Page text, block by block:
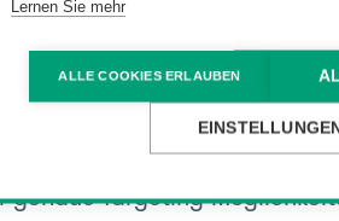
Lernen Sie mehr
ALLE COOKIES ERLAUBEN
dass es sich nicht
seine Nutzer genau und
verteilen. Anhand der
spezifische Zielgruppen
genaue Targeting-